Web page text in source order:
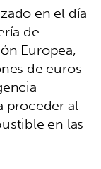
en el día
de
Europea,
de euros
proceder al
en las